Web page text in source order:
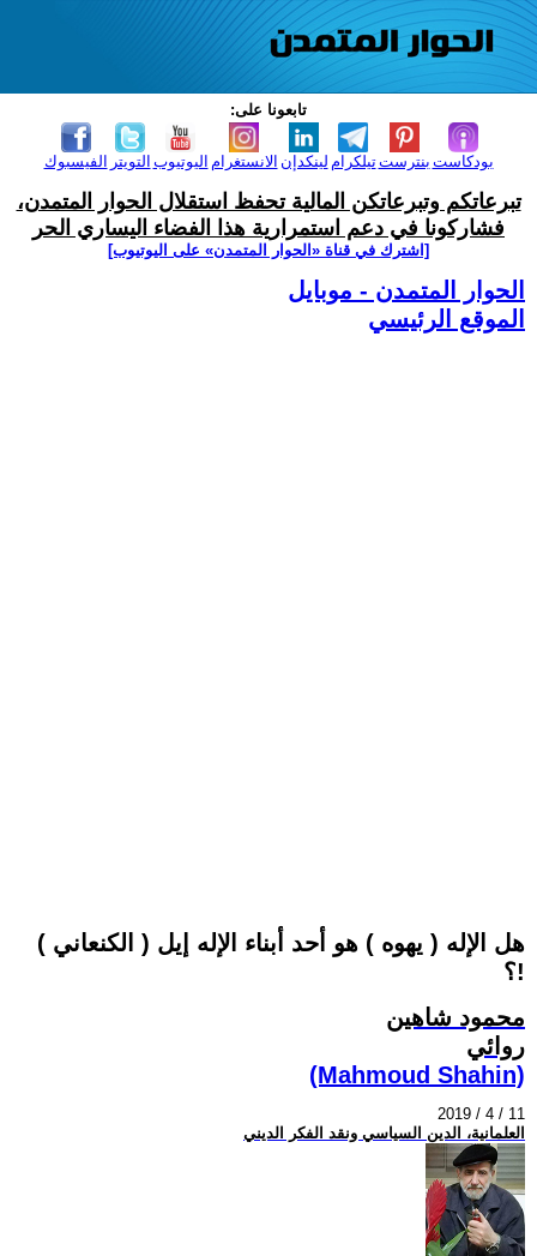
تابعونا على:
الفيسبوك التويتر اليوتيوب الانستغرام لينكدإن تيلكرامبنترست بودكاست
تبرعاتكم وتبرعاتكن المالية تحفظ استقلال الحوار المتمدن،
فشاركونا في دعم استمرارية هذا الفضاء اليساري الحر
[اشترك في قناة ‫«الحوار المتمدن» على اليوتيوب]
الحوار المتمدن - موبايل
الموقع الرئيسي
هل الإله ( يهوه ) هو أحد أبناء الإله إيل ( الكنعاني )
؟!
محمود شاهين
روائي
(Mahmoud Shahin)
2019 / 4 / 11
العلمانية، الدين السياسي ونقد الفكر الديني